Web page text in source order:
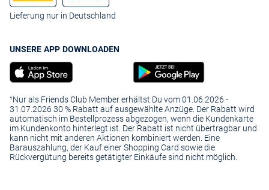
Lieferung nur in Deutschland
UNSERE APP DOWNLOADEN
¹Nur als Friends Club Member erhältst Du vom 01.06.2026 -
31.07.2026 30 % Rabatt auf ausgewählte Anzüge. Der Rabatt wird
automatisch im Bestellprozess abgezogen, wenn die Kundenkarte
im Kundenkonto hinterlegt ist. Der Rabatt ist nicht übertragbar und
kann nicht mit anderen Aktionen kombiniert werden. Eine
Barauszahlung, der Kauf einer Shopping Card sowie die
Rückvergütung bereits getätigter Einkäufe sind nicht möglich.